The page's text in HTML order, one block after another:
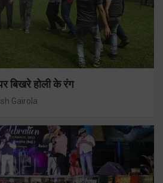
बिखरे होली के रंग
Gairola